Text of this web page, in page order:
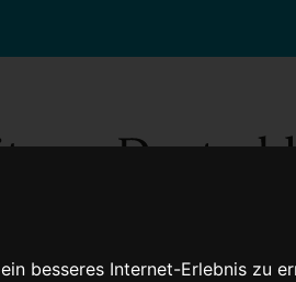
besseres Internet-Erlebnis zu